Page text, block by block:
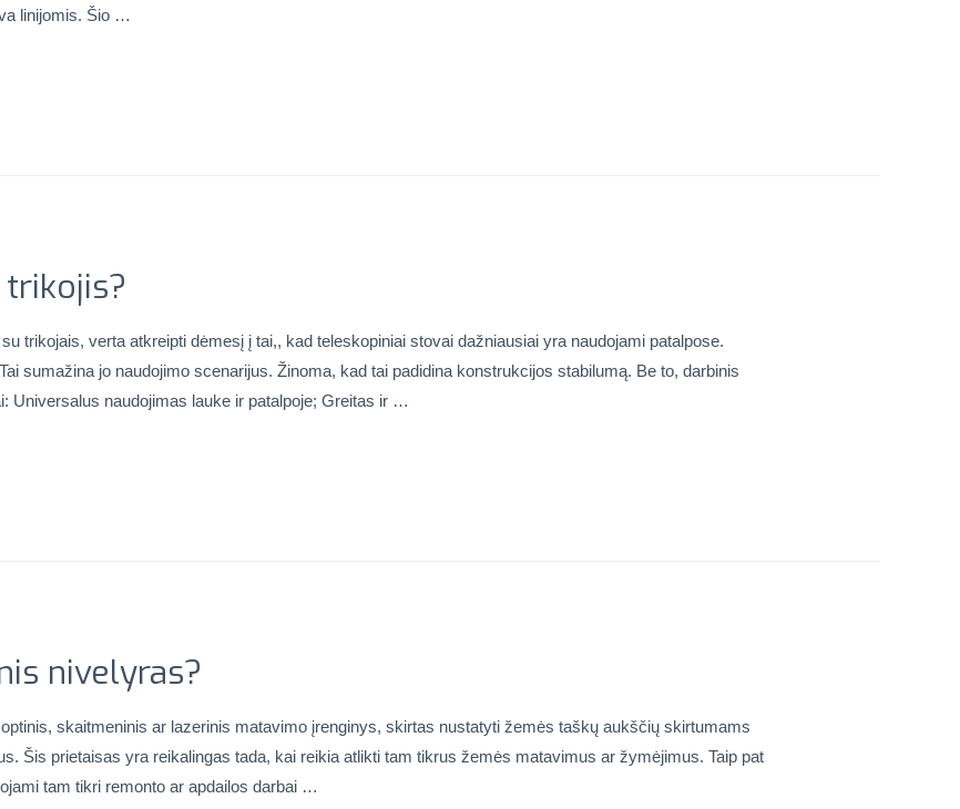
linijomis. Šio …
trikojais, verta atkreipti dėmesį į tai,, kad teleskopiniai stovai dažniausiai yra naudojami patalpose.
sumažina jo naudojimo scenarijus. Žinoma, kad tai padidina konstrukcijos stabilumą. Be to, darbinis
Universalus naudojimas lauke ir patalpoje; Greitas ir …
nivelyras?
skaitmeninis ar lazerinis matavimo įrenginys, skirtas nustatyti žemės taškų aukščių skirtumams
Šis prietaisas yra reikalingas tada, kai reikia atlikti tam tikrus žemės matavimus ar žymėjimus. Taip pat
tam tikri remonto ar apdailos darbai …